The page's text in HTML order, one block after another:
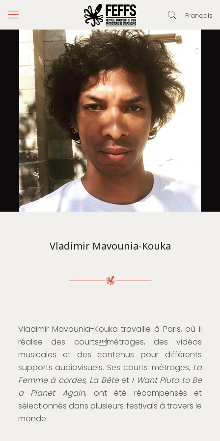
Français
Vladimir Mavounia-Kouka
Vladimir Mavounia-Kouka travaille à Paris, où il
réalise des courtsmétrages, des vidéos
musicales et des contenus pour différents
supports audiovisuels. Ses courts-métrages, La
Femme à cordes, La Bêteet I Want Pluto to Be
a Planet Again, ont été récompensés et
sélectionnés dans plusieurs festivals à travers le
monde.